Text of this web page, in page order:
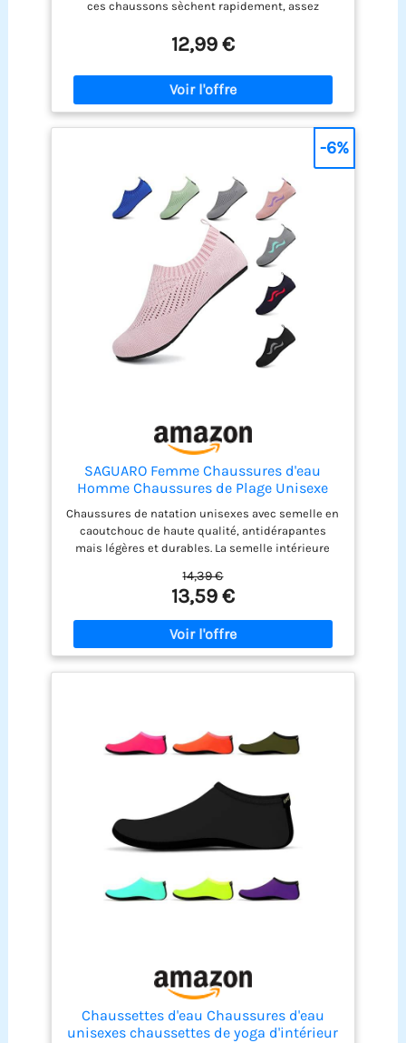
24.2CM
ces chaussons sèchent rapidement, assez
Protection totale】Les chaussures aquatiques
antidérapante et d’une semelle interne amovible
pour éviter de vous bruler sur le sable chaud, de
se blesser les pieds et de contracter une infection
fongique 【
Conception en détail】La languette
arrière aide bcp à les mettre et les ôter aux pieds ;
La conception du col évite l’inconfort pour un port
prolongé ou des utilisations fréquentes 【
Multifunction】Idéales pour marcher ou pêcher
dans les rivières, nager, plonger ou monter en
barque ou d’activités nautiques. On peut s'en
servir pour aller dans l'eau mais également pour
le quotidien, à la maison ou en mode sport 【
Diverses tailles disponibles】Plusieurs motifs
disponibles, tailles XS à 4XL pour les femmes, les
hommes, les enfants, les garçons et les filles
12,99 €
SAGUARO Femme Chaussures d'eau
Homme Chaussures de Plage Unisexe
Chaussures Aquatiques Respirant
Séchage Rapide Chaussures de Natation
Rose 40/41 EU
Chaussures de natation unisexes avec semelle en
caoutchouc de haute qualité, antidérapantes
mais légères et durables. La semelle intérieure
aquatiques protège vos pieds dans les endroits
rocheux. Femmes chaussures de bain à séchage
rapide hommes, design lisse du cou, chaussettes
aquatiques. Chaussettes de plage d'été nu-pieds
pour femmes hommes, légères et compressibles
pour un emballage facile. Chaussures de bain
14,39 €
13,59 €
-6%
Chaussettes d'eau Chaussures d'eau
unisexes chaussettes de yoga d'intérieur